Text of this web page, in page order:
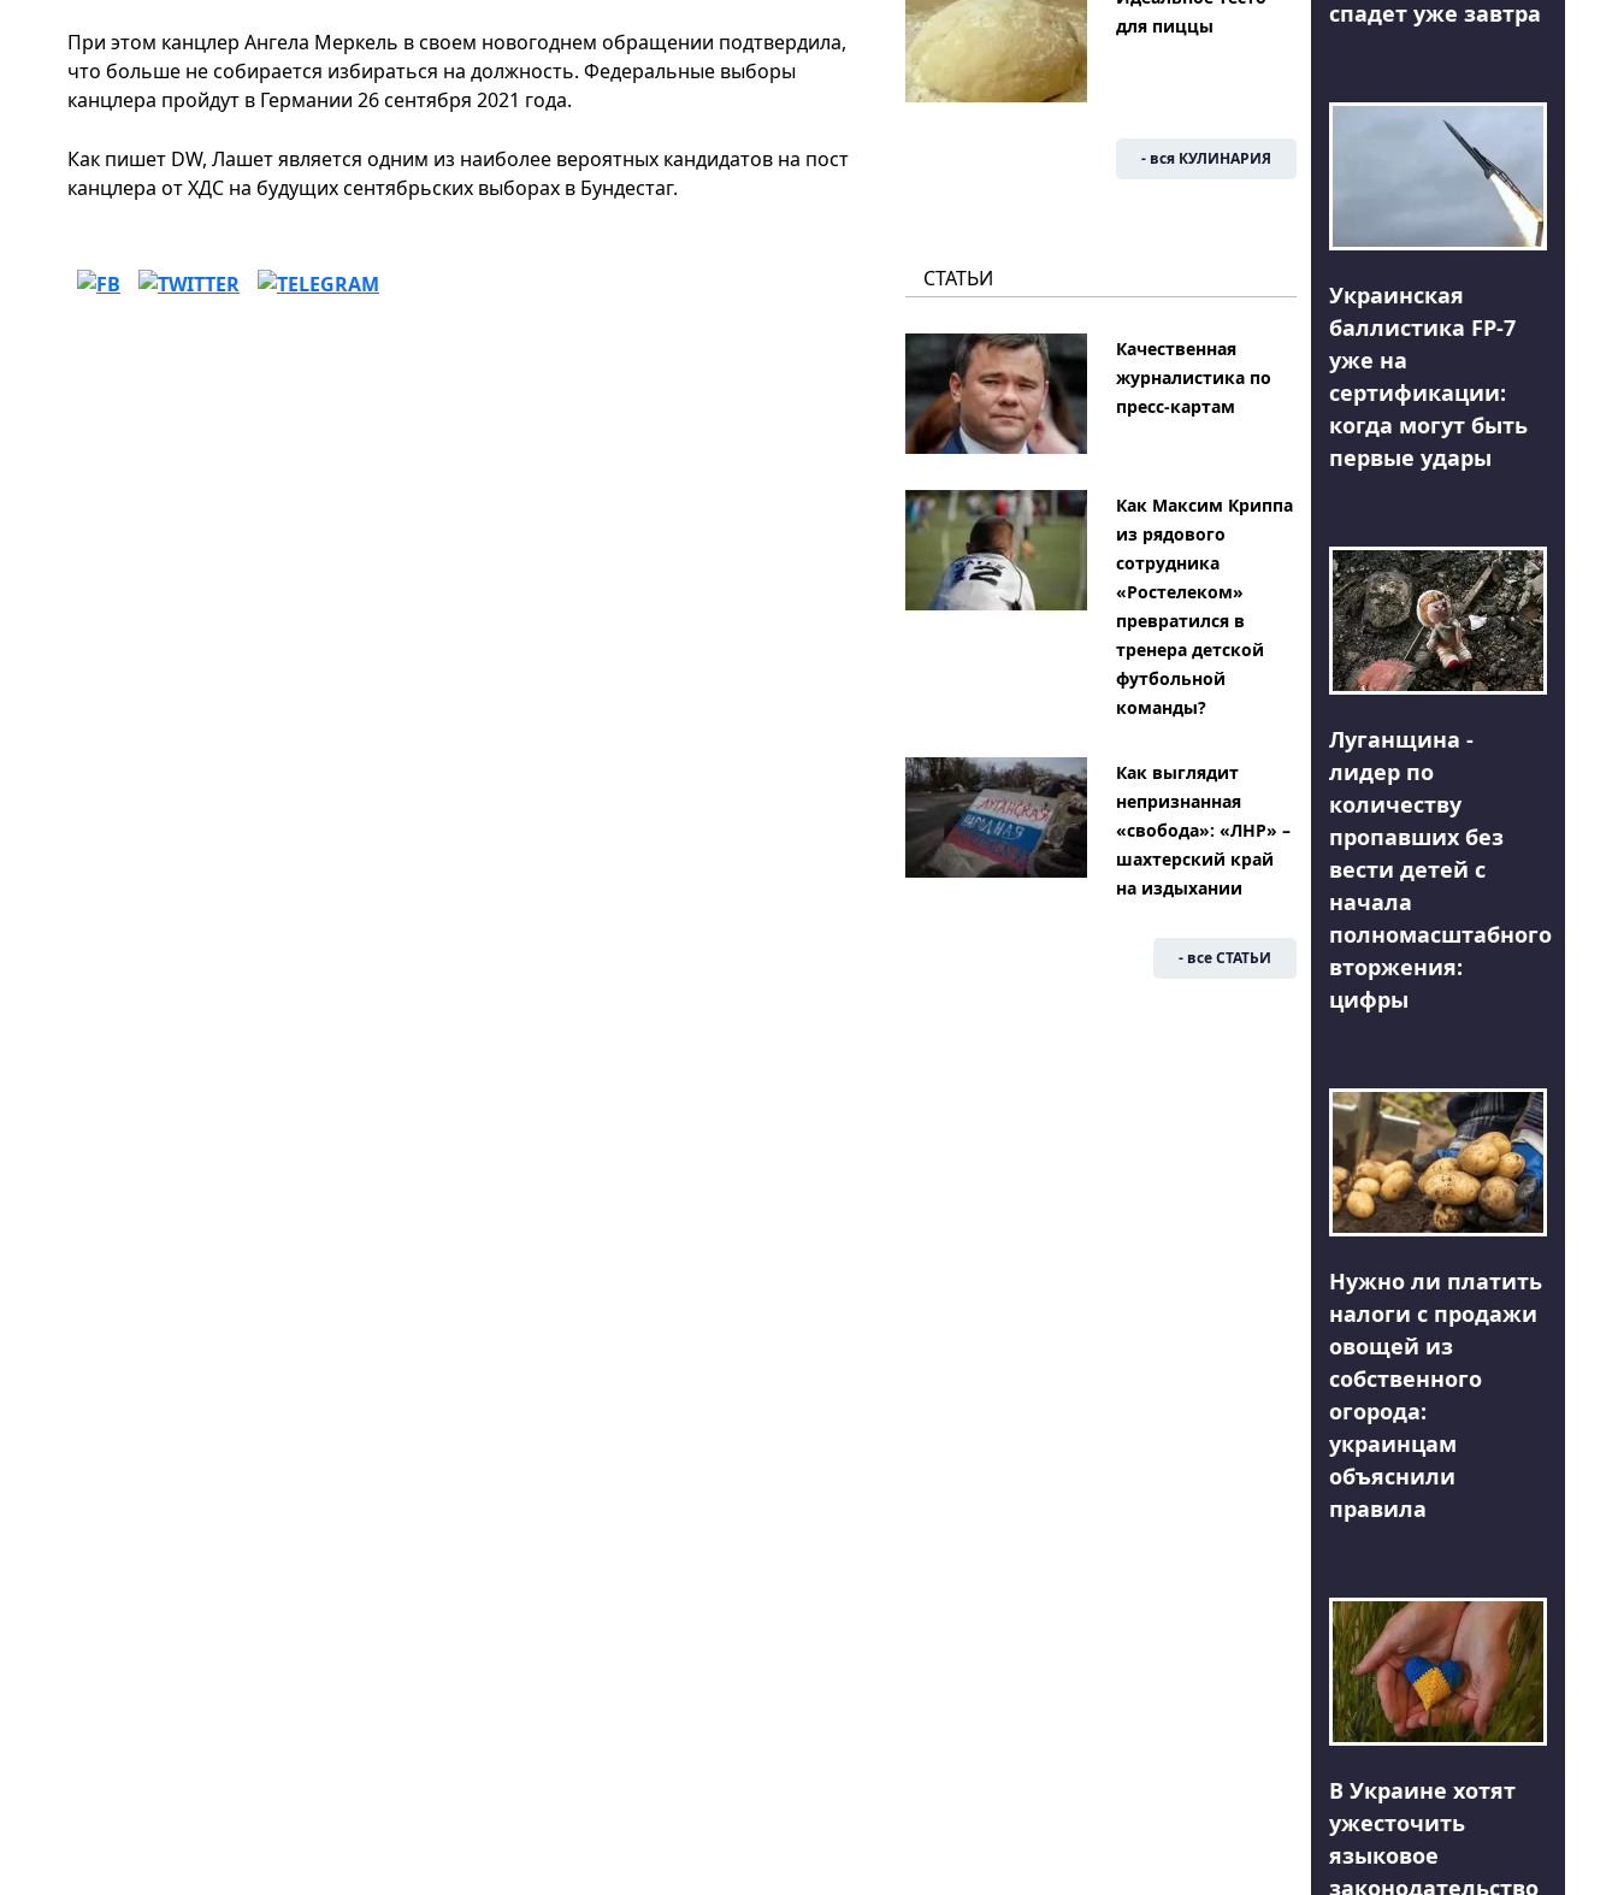
При этом канцлер Ангела Меркель в своем новогоднем обращении подтвердила,
что больше не собирается избираться на должность. Федеральные выборы
канцлера пройдут в Германии 26 сентября 2021 года.
Как пишет DW, Лашет является одним из наиболее вероятных кандидатов на пост
канцлера от ХДС на будущих сентябрьских выборах в Бундестаг.
для пиццы
- вся КУЛИНАРИЯ
СТАТЬИ
Качественная
журналистика по
пресс-картам
Как Максим Криппа
из рядового
сотрудника
«Ростелеком»
превратился в
тренера детской
футбольной
команды?
Как выглядит
непризнанная
«свобода»: «ЛНР» –
шахтерский край
на издыхании
- все СТАТЬИ
спадет уже завтра
Украинская
баллистика FP-7
уже на
сертификации:
когда могут быть
первые удары
Луганщина -
лидер по
количеству
пропавших без
вести детей с
начала
полномасштабного
вторжения:
цифры
Нужно ли платить
налоги с продажи
овощей из
собственного
огорода:
украинцам
объяснили
правила
В Украине хотят
ужесточить
языковое
законодательство